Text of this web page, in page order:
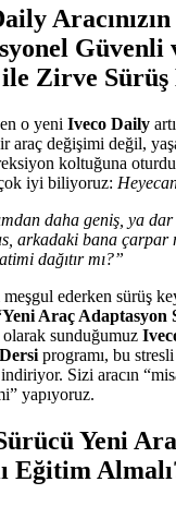
Güvenli
Zirve Sürüş
o yeni Iveco Daily
araç değişimi değil,
koltuğuna
iyi biliyoruz:
daha geniş, ya dar
arkadaki bana çarpar
dağıtır mı?”
ederken sürüş
Araç Adaptasyon
sunduğumuz
programı, bu
Sizi aracın
yapıyoruz.
Yeni
Eğitim